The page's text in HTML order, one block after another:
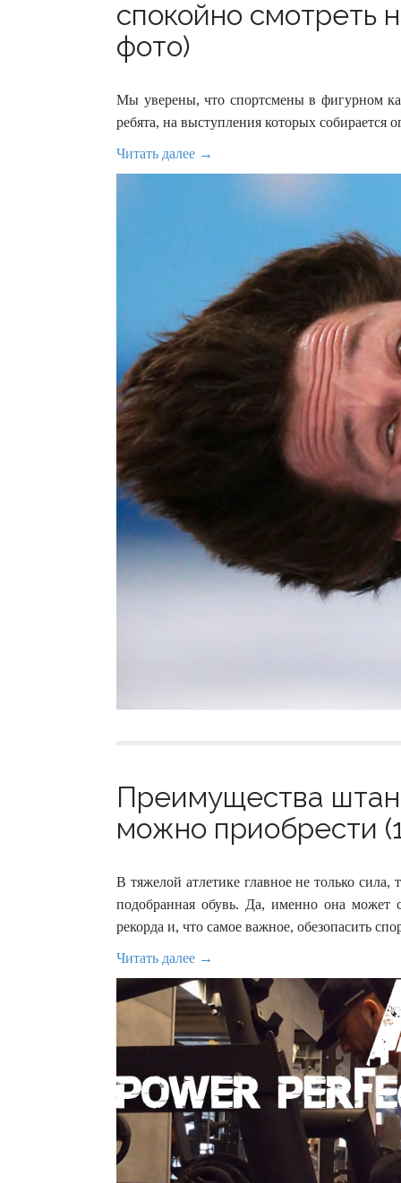
спокойно смотреть
фото)
Мы уверены, что спортсмены в фигурном
ребята, на выступления которых
Читать далее →
Преимущества
можно приобрести
В тяжелой атлетике главное не только
подобранная обувь. Да, именно она может
рекорда и, что самое важное, обезопасить
Читать далее →